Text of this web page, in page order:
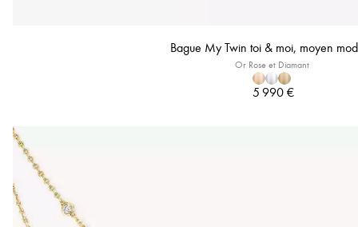
Bague My Twin toi & moi, moyen
Or Rose et Diamant
5 990 €